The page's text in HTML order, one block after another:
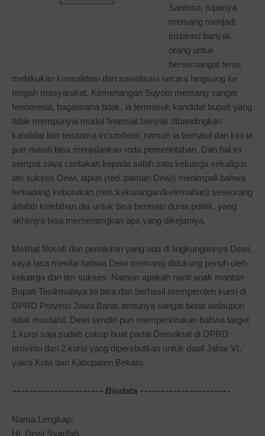
Santoso, rupanya
memang menjadi
inspirasi banyak
orang untuk
bersemangat terus
melakukan konsolidasi dan sosialisasi secara langsung ke
tengah masyarakat. Kemenangan Suyoto memang sangat
fenomenal, bagaimana tidak, ia termasuk kandidat bupati yang
tidak mempunyai modal finansial banyak dibandingkan
kandidat lain terutama incumbent, namun ia berhasil dan kini ia
pun masih bisa menjalankan roda pemerintahan. Dan hal ini
sempat saya ceritakan kepada salah satu keluarga sekaligus
tim sukses Dewi, iapun (red.:paman Dewi) menimpali bahwa
terkadang keburukan (red.:kekurangan/kelemahan) seseorang
adalah kelebihan dia untuk bisa bermain dunia politik, yang
akhirnya bisa memenangkan apa yang dikejarnya.
Melihat filosofi dan pemikiran yang ada di lingkungannya Dewi,
saya bisa menilai bahwa Dewi memang didukung penuh oleh
keluarga dan tim sukses. Namun apakah nanti anak mantan
Bupati Tasikmalaya ini bisa dan berhasil memperoleh kursi di
DPRD Provinsi Jawa Barat, tentunya sangat berat walaupun
tidak mustahil. Dewi sendiri pun memperkirakan bahwa target
1 kursi saja sudah cukup buat partai Demokrat di DPRD
provinsi dari 2 kursi yang diperebutkan untuk dapil Jabar VI,
yakni Kota dan Kabupaten Bekasi.
---------------------- Biodata ----------------------
Nama Lengkap:
Hj. Dewi Syarifah